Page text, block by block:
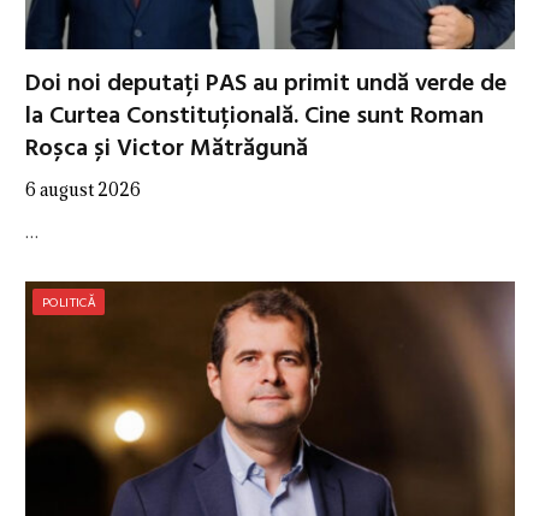
Doi noi deputați PAS au primit undă verde de
la Curtea Constituțională. Cine sunt Roman
Roșca și Victor Mătrăgună
6 august 2026
…
POLITICĂ